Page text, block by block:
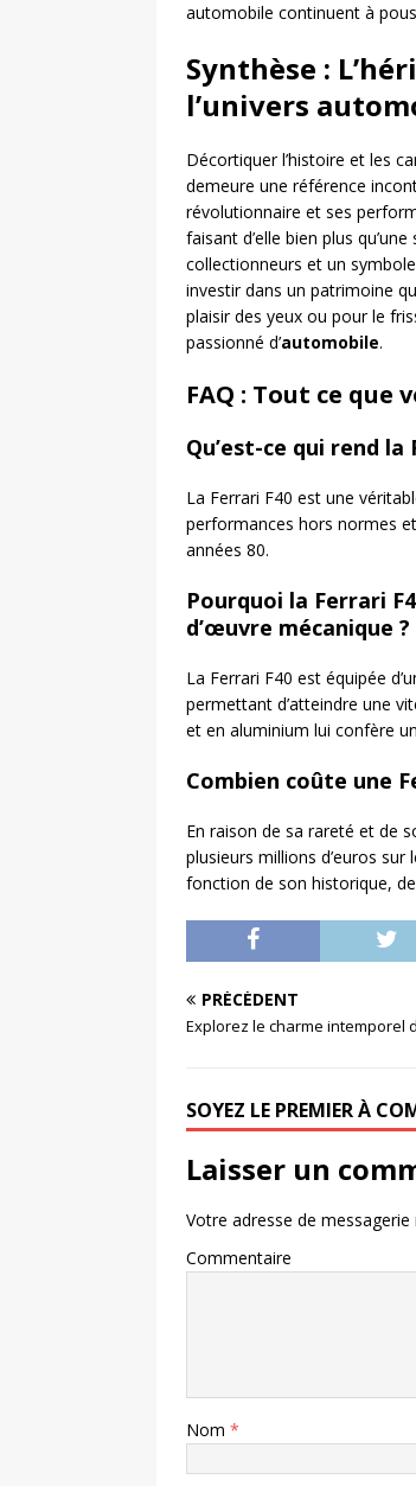
automobile continuent à
Synthèse :
l’univers
Décortiquer l’histoire et les
demeure une référence
révolutionnaire et ses
faisant d’elle bien plus qu’une
collectionneurs et un symbole
investir dans un patrimoine
plaisir des yeux ou pour le
passionné d’automobile.
FAQ : Tout ce que
Qu’est-ce qui rend
La Ferrari F40 est une
performances hors normes
années 80.
Pourquoi la Ferrari
d’œuvre mécanique ?
La Ferrari F40 est équipée
permettant d’atteindre une
et en aluminium lui confère
Combien coûte une
En raison de sa rareté et de
plusieurs millions d’euros
fonction de son historique,
PRÉCÉDENT
Explorez le charme intemporel
SOYEZ LE PREMIER À
Laisser un
Votre adresse de messagerie
Commentaire
Nom *